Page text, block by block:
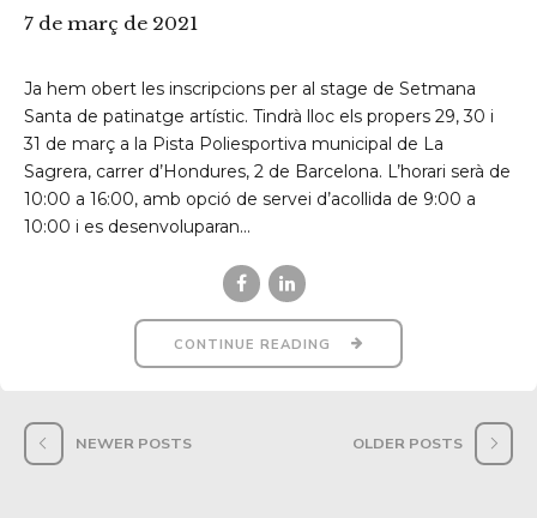
7 de març de 2021
Ja hem obert les inscripcions per al stage de Setmana
Santa de patinatge artístic. Tindrà lloc els propers 29, 30 i
31 de març a la Pista Poliesportiva municipal de La
Sagrera, carrer d’Hondures, 2 de Barcelona. L’horari serà de
10:00 a 16:00, amb opció de servei d’acollida de 9:00 a
10:00 i es desenvoluparan...
CONTINUE READING
NEWER POSTS OLDER POSTS